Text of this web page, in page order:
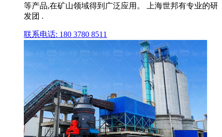
等产品,在矿山领域得到广泛应用。 上海世邦有专业的研
发团 .
联系电话: 180 3780 8511